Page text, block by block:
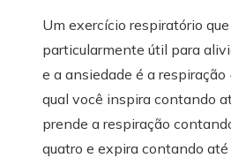
Um exercício respiratório
particularmente útil para
e a ansiedade é a
qual você inspira contando
prende a respiração
quatro e expira contando até